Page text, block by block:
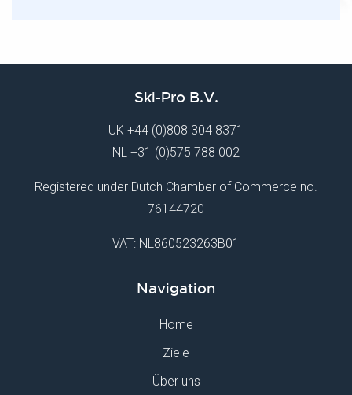
Ski-Pro B.V.
UK +44 (0)808 304 8371
NL +31 (0)575 788 002
Registered under Dutch Chamber of Commerce no.
76144720
VAT: NL860523263B01
Navigation
Home
Ziele
Über uns